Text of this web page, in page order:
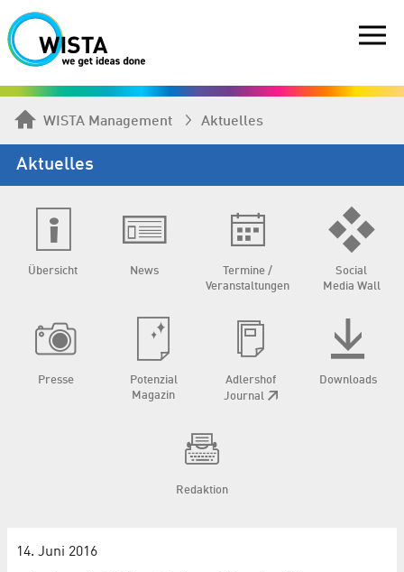
WISTA Management Aktuelles
Aktuelles
Übersicht News
Termine /
Veranstaltungen
Social
Media Wall
Presse
Potenzial
Magazin
Adlershof
Journal
Downloads
Redaktion
14. Juni 2016